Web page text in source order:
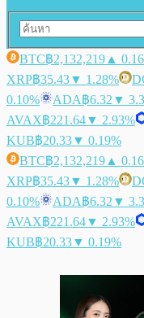
BTC฿2,132,219 ▲
XRP฿35.43▼ 1.28%
0.10%
ADA฿6.32 ▼
AVAX฿221.64▼ 2.93%
KUB฿20.33▼ 0.19%
BTC฿2,132,219 ▲
XRP฿35.43▼ 1.28%
0.10%
ADA฿6.32 ▼
AVAX฿221.64▼ 2.93%
KUB฿20.33▼ 0.19%